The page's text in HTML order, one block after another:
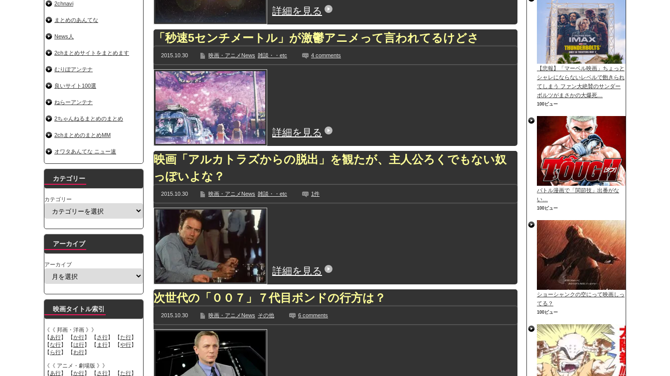
詳細を見る
「秒速5センチメートル」が激鬱アニメって言われてるけどさ
2015.10.30 映画・アニメNews 雑談・・etc 4 comments
詳細を見る
映画「アルカトラズからの脱出」を観たが、主人公ろくでもない奴
っぽいよな？
2015.10.30 映画・アニメNews 雑談・・etc 1件
詳細を見る
次世代の「００７」７代目ボンドの行方は？
2015.10.30 映画・アニメNews その他 6 comments
2chnavi
まとめのあんてな
News人
2chまとめサイトをまとめます
むりぽアンテナ
良いサイト100選
ねらーアンテナ
2ちゃんねるまとめのまとめ
2chまとめのまとめMM
オワタあんてな ニュー速
カテゴリー
カテゴリー
アーカイブ
アーカイブ
映画タイトル索引
《《 邦画・洋画 》》
【あ行】 【か行】 【さ行】 【た行】
【な行】 【は行】 【 ま行】 【や行】
【 ら行】 【わ行】
《《 アニメ・劇場版 》》
【あ行】 【か行】 【さ行】 【た行】
【悲報】「マーベル映画」ちょっと
シャレにならないレベルで飽きられ
てしまう ファン大絶賛のサンダー
ボルツがまさかの大爆死…
100ビュー
バトル漫画で「関節技」出番がな
い…
100ビュー
ショーシャンクの空にって映画しっ
てる？
100ビュー